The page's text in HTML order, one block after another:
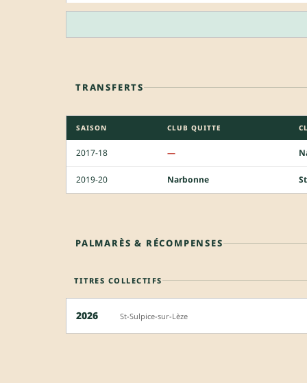
TRANSFERTS
SAISON CLUB QUITTE
2017-18 —
2019-20 Narbonne
PALMARÈS & RÉCOMPENSES
TITRES COLLECTIFS
2026 St-Sulpice-sur-Lèze